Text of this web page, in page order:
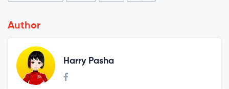
Author
Harry Pasha